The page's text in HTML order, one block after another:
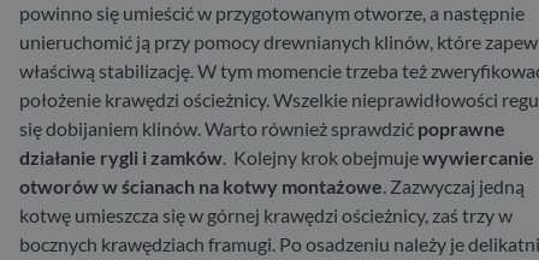
powinno się umieścić w przygotowanym otworze, a następnie
unieruchomić ją przy pomocy drewnianych klinów, które
właściwą stabilizację. W tym momencie trzeba też
położenie krawędzi ościeżnicy. Wszelkie nieprawidłowości
się dobijaniem klinów. Warto również sprawdzić poprawne
działanie rygli i zamków. Kolejny krok obejmujewywiercanie
otworów w ścianach na kotwy montażowe. Zazwyczaj jedną
kotwę umieszcza się w górnej krawędzi ościeżnicy, zaś trzy w
bocznych krawędziach framugi. Po osadzeniu należy je